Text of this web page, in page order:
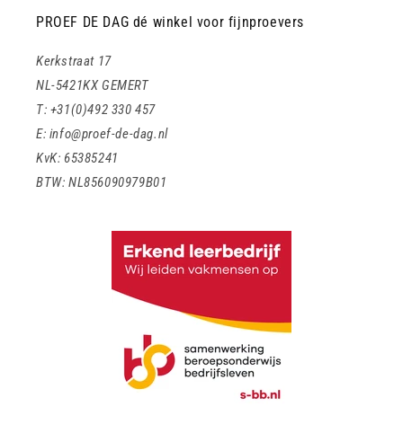
PROEF DE DAG dé winkel voor fijnproevers
Kerkstraat 17
NL-5421KX GEMERT
T: +31(0)492 330 457
E: info@proef-de-dag.nl
KvK: 65385241
BTW: NL856090979B01